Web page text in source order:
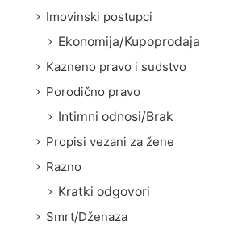
Imovinski postupci
Ekonomija/Kupoprodaja
Kazneno pravo i sudstvo
Porodično pravo
Intimni odnosi/Brak
Propisi vezani za žene
Razno
Kratki odgovori
Smrt/Dženaza